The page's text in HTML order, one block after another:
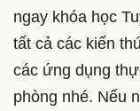
ngay khóa học
tất cả các kiến
các ứng dụng
phòng nhé. Nếu